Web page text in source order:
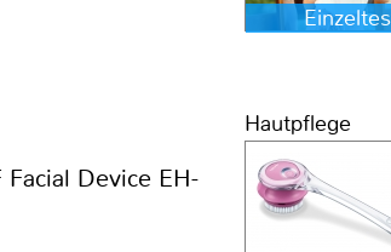
Facial Device EH-
Hautpflege